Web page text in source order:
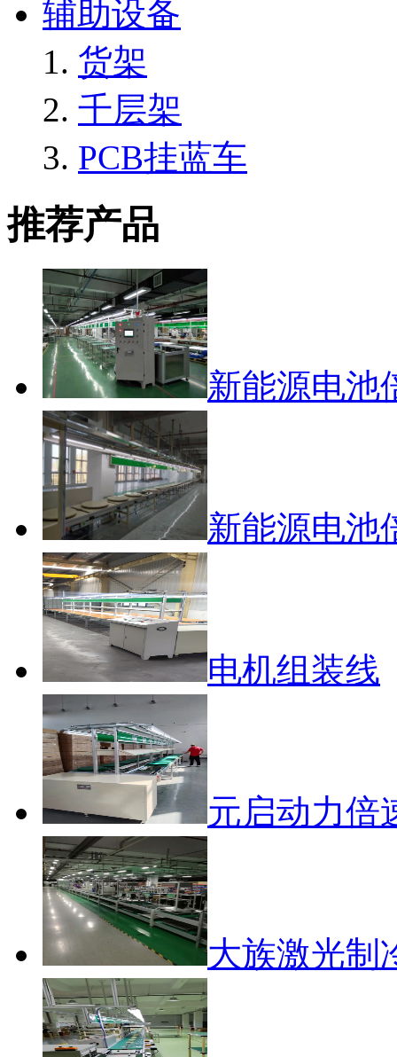
辅助设备
货架
千层架
PCB挂蓝车
推荐产品
新能源电池
新能源电池
电机组装线
元启动力倍
大族激光制